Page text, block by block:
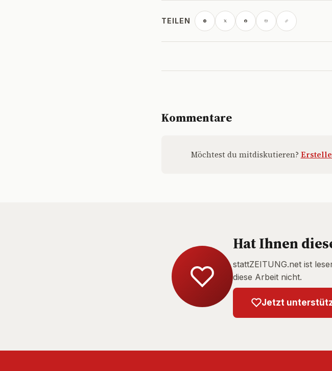
TEILEN
Kommentare
Möchtest du mitdiskutieren?
Hat Ihnen
stattZEITUNG.net ist
diese Arbeit nicht.
Jetzt